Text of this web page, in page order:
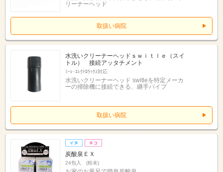
リーナーヘッド
取扱い病院
水洗いクリーナーヘッドｓｗｉｔｌｅ（スイ
トル） 接続アッタチメント
ﾐｰﾚ･ｴﾚｸﾄﾛﾗｯｸｽ対応
水洗いクリーナーヘッド switleを特定メーカ
ーの掃除機に接続できる、継手パイプ
取扱い病院
炭酸泉ＥＸ
24包入 (粉末)